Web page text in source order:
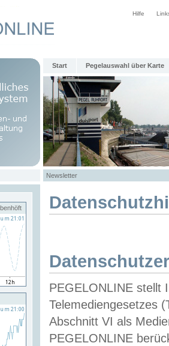
Hilfe
Start Pegelauswahl über Karte
Newsletter
PEGELONLINE stellt
Telemediengesetzes
Abschnitt VI als
PEGELONLINE